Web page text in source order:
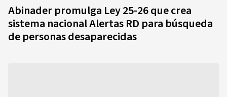
Abinader promulga Ley 25-26 que crea
sistema nacional Alertas RD para búsqueda
de personas desaparecidas